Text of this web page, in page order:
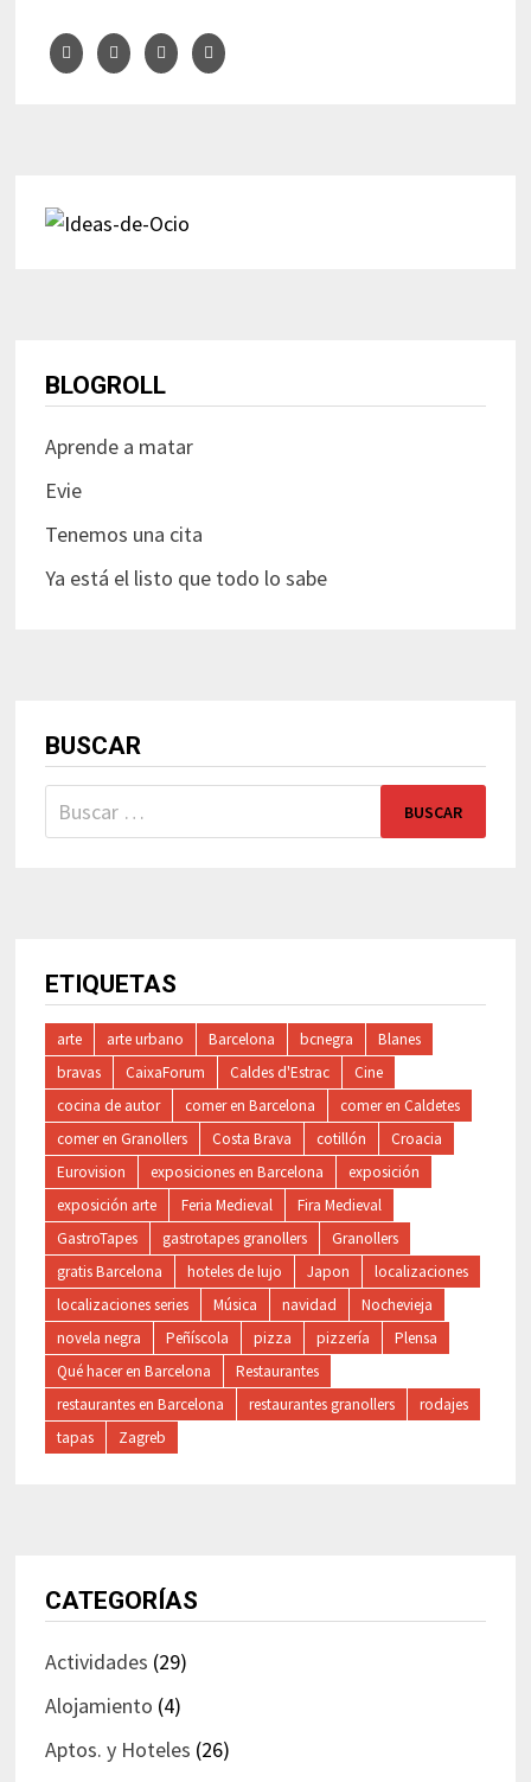
BLOGROLL
Aprende a matar
Evie
Tenemos una cita
Ya está el listo que todo lo sabe
BUSCAR
Buscar:
ETIQUETAS
arte arte urbano Barcelona bcnegra
Blanes
bravas
CaixaForum Caldes d'Estrac
Cine
cocina de autor
comer en Barcelona
comer en Caldetes
comer en Granollers
Costa Brava cotillón
Croacia
Eurovision
exposiciones en Barcelona
exposición
exposición arte
Feria Medieval
Fira Medieval
GastroTapes
gastrotapes granollers
Granollers
gratis Barcelona
hoteles de lujo Japon
localizaciones
localizaciones series
Música navidad
Nochevieja
novela negra
Peñíscola pizza pizzería
Plensa
Qué hacer en Barcelona
Restaurantes
restaurantes en Barcelona
restaurantes granollers
rodajes
tapas
Zagreb
CATEGORÍAS
Actividades (29)
Alojamiento (4)
Aptos. y Hoteles (26)